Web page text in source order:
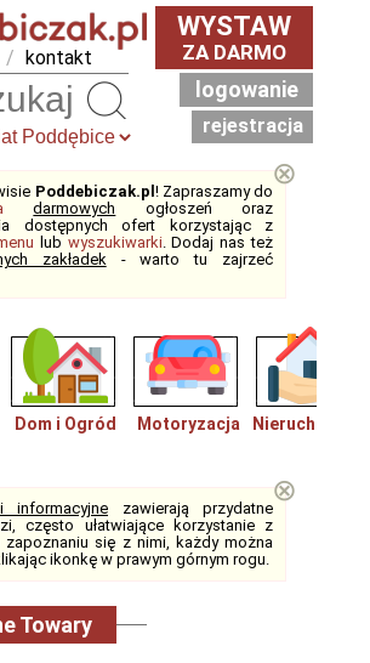
/ kontakt
WYSTAW
ZA DARMO
logowanie
rejestracja
Poddebiczak.pl ! Zapraszamy do
darmowych ogłoszeń oraz
dostępnych ofert korzystając z
lub wyszukiwarki. Dodaj nas też
zakładek- warto tu zajrzeć
⊗
Dom i Ogród Motoryzacja
informacyjne zawierają przydatne
często ułatwiające korzystanie z
zapoznaniu się z nimi, każdy można
ikonkę w prawym górnym rogu.
⊗
Towary